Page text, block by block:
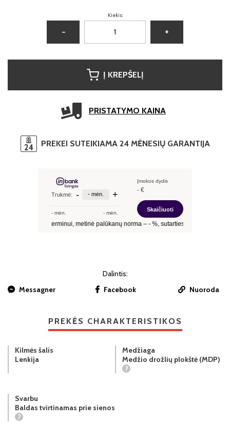
Kiekis:
− +
Į KREPŠELĮ
PRISTATYMO KAINA
PREKEI SUTEIKIAMA 24 MĖNESIŲ GARANTIJA
Dalintis:
Messagner
Facebook Nuoroda
PREKĖS CHARAKTERISTIKOS
Kilmės šalis
Lenkija
Medžiaga
Medžio drožlių plokštė (MDP)
?
Svarbu
Baldas tvirtinamas prie sienos
?